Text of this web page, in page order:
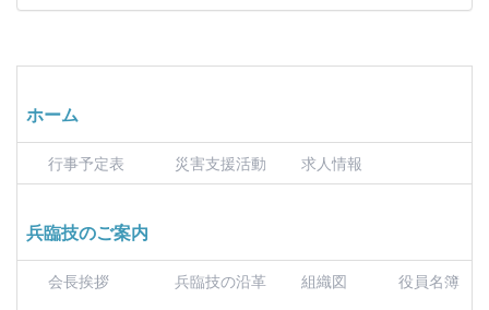
ホーム
行事予定表 災害支援活動 求人情報
兵臨技のご案内
会長挨拶 兵臨技の沿革 組織図 役員名簿